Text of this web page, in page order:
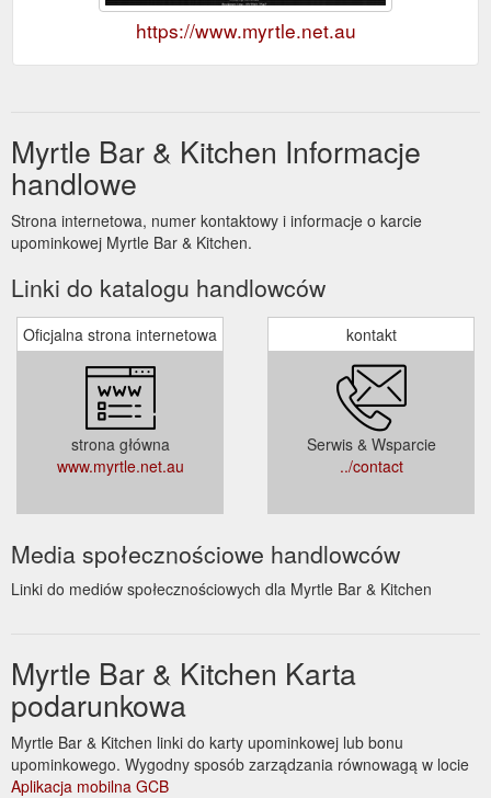
https://www.myrtle.net.au
Myrtle Bar & Kitchen Informacje
handlowe
Strona internetowa, numer kontaktowy i informacje o karcie
upominkowej Myrtle Bar & Kitchen.
Linki do katalogu handlowców
Oficjalna strona internetowa
strona główna
www.myrtle.net.au
kontakt
Serwis & Wsparcie
../contact
Media społecznościowe handlowców
Linki do mediów społecznościowych dla Myrtle Bar & Kitchen
Myrtle Bar & Kitchen Karta
podarunkowa
Myrtle Bar & Kitchen linki do karty upominkowej lub bonu
upominkowego. Wygodny sposób zarządzania równowagą w locie
Aplikacja mobilna GCB